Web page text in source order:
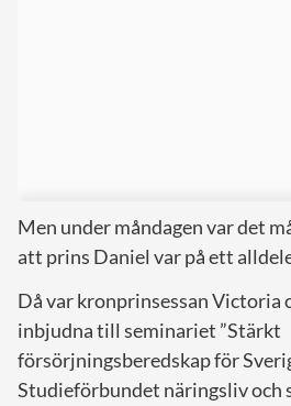
Men under måndagen var det
att prins Daniel var på ett
Då var kronprinsessan Victoria
inbjudna till seminariet ”Stärkt
försörjningsberedskap för
Studieförbundet näringsliv och